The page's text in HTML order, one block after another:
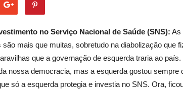
no Serviço Nacional de Saúde (SNS): As
são mais que muitas, sobretudo na diabolização que
que a governação de esquerda traria ao
nossa democracia, mas a esquerda gostou sempre
só a esquerda protegia e investia no SNS. Ora,